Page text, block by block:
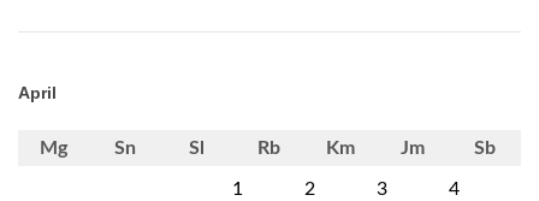
April
Mg Sn Sl Rb Km Jm Sb
1 2 3 4